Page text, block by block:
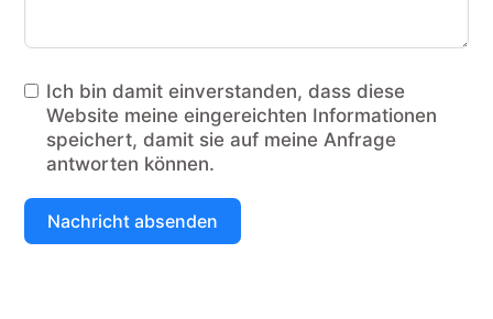
Ich bin damit einverstanden, dass diese
Website meine eingereichten Informationen
speichert, damit sie auf meine Anfrage
antworten können.
Nachricht absenden